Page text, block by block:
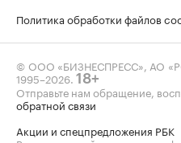
Политика обработки файлов
© ООО «БИЗНЕСПРЕСС», АО
1995–2026. 18+
Отправьте нам обращение,
обратной связи
Акции и спецпредложения РБК